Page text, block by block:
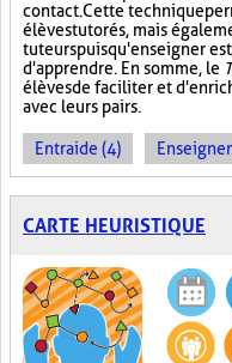
contact. Cette technique
élèves tutorés, mais
tuteurs puisqu'enseigner
d'apprendre. En somme, le
élèves de faciliter et
avec leurs pairs.
Entraide (4)
CARTE HEURISTIQUE